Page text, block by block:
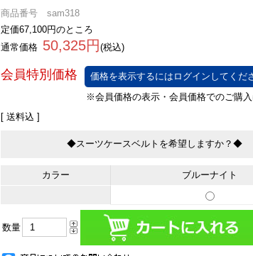
商品番号 sam318
定価67,100円のところ
通常価格 50,325円 (税込)
価格を表示するにはログインしてくだ
[ 送料込 ]
◆スーツケースベルトを希望しますか？◆
カラー ブルーナイト
数量